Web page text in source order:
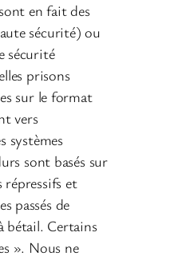
en fait des
sécurité) ou
sécurité
prisons
sur le format
vers
systèmes
sont basés sur
et
passés de
bétail. Certains
». Nous ne